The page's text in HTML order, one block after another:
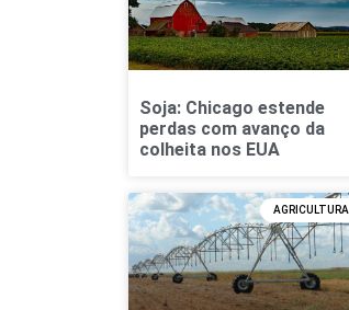
Soja: Chicago estende
perdas com avanço da
colheita nos EUA
AGRICULTURA